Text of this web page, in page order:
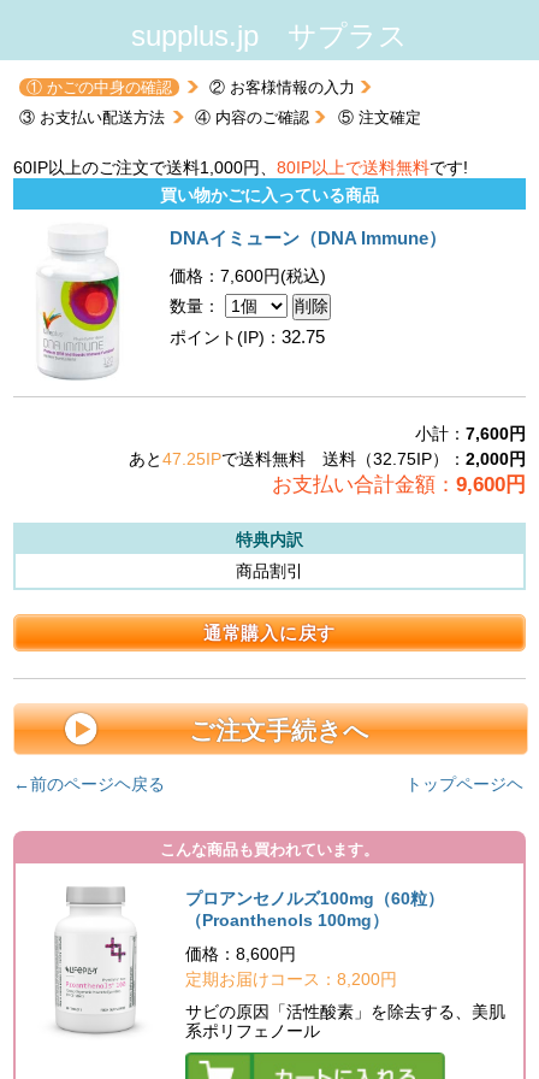
supplus.jp サプラス
① かごの中身の確認
② お客様情報の入力
③ お支払い配送方法
④ 内容のご確認 ⑤ 注文確定
60IP以上のご注文で送料1,000円、80IP以上で送料無料です!
買い物かごに入っている商品
DNAイミューン（DNA Immune）
価格：7,600円(税込)
数量：
ポイント(IP)：32.75
小計： 7,600円
あと47.25IPで送料無料送料（32.75IP）： 2,000円
お支払い合計金額： 9,600円
特典内訳
商品割引
ご注文手続きへ
←前のページヘ戻る トップページヘ
こんな商品も買われています。
プロアンセノルズ100mg（60粒）
（Proanthenols 100mg）
価格：8,600円
定期お届けコース：8,200円
サビの原因「活性酸素」を除去する、美肌
系ポリフェノール